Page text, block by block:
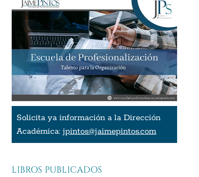
Solicita ya información a la Dirección
Académica:jpintos@jaimepintos.com
LIBROS PUBLICADOS